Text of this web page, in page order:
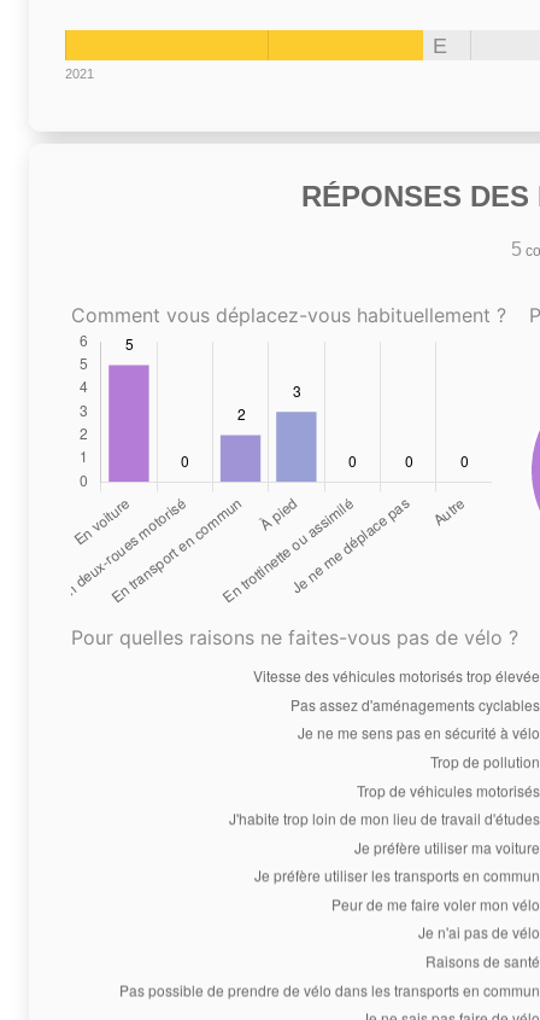
E
2021
RÉPONSES
5
Comment vous déplacez-vous habituellement ?
Pour quelles raisons ne faites-vous pas de vélo ?